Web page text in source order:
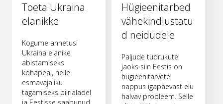
Toeta Ukraina
elanikke
Kogume annetusi
Ukraina elanike
abistamiseks
kohapeal, neile
esmavajaliku
tagamiseks piirialadel
Hügieenitarbed
vähekindlustatu
d neidudele
Paljude tüdrukute
jaoks siin Eestis on
hügieenitarvete
nappus igapäevast elu
halvav probleem. Selle